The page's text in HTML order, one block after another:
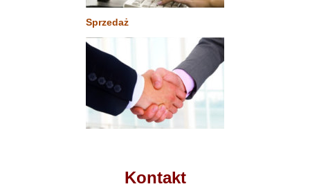
Sprzedaż
Kontakt